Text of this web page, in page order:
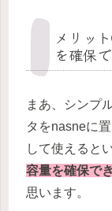
メリッ
を確保
まあ、シンプ
タをnasneに
して使えると
容量を確保で
思います。